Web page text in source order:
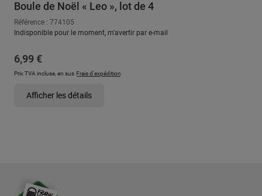
Boule de Noël « Leo », lot de 4
Référence : 774105
Indisponible pour le moment, m'avertir par e-mail
Prix régulier :
6,99 €
Prix TVA incluse, en sus Frais d'expédition
Afficher les détails